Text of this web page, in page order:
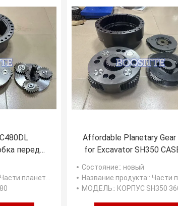
передач
планетарного оборудования
Affordable Planetary
for Excavator SH350
Travel Final Drive
Состояние:: новый
Название продукта:: Части
МОДЕЛЬ:: КОРПУС SH350